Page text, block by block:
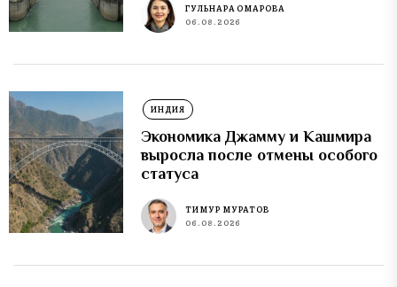
ГУЛЬНАРА ОМАРОВА
06.08.2026
ИНДИЯ
Экономика Джамму и Кашмира
выросла после отмены особого
статуса
ТИМУР МУРАТОВ
06.08.2026